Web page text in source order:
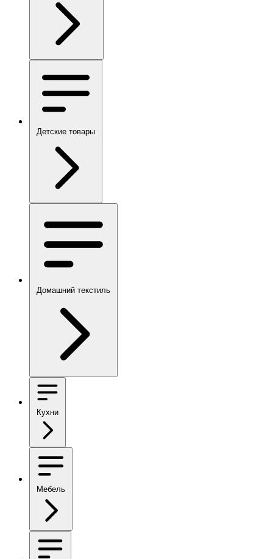
Детские товары
Домашний текстиль
Кухни
Мебель